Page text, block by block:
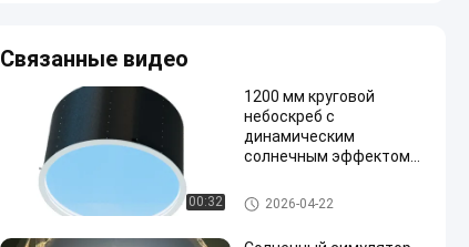
Связанные видео
00:32
1200 мм круговой
небоскреб с
динамическим
солнечным эффектом
Солнечная симуляция
для реалистичного
Панель искусственного солн
ечного света
2026-04-22